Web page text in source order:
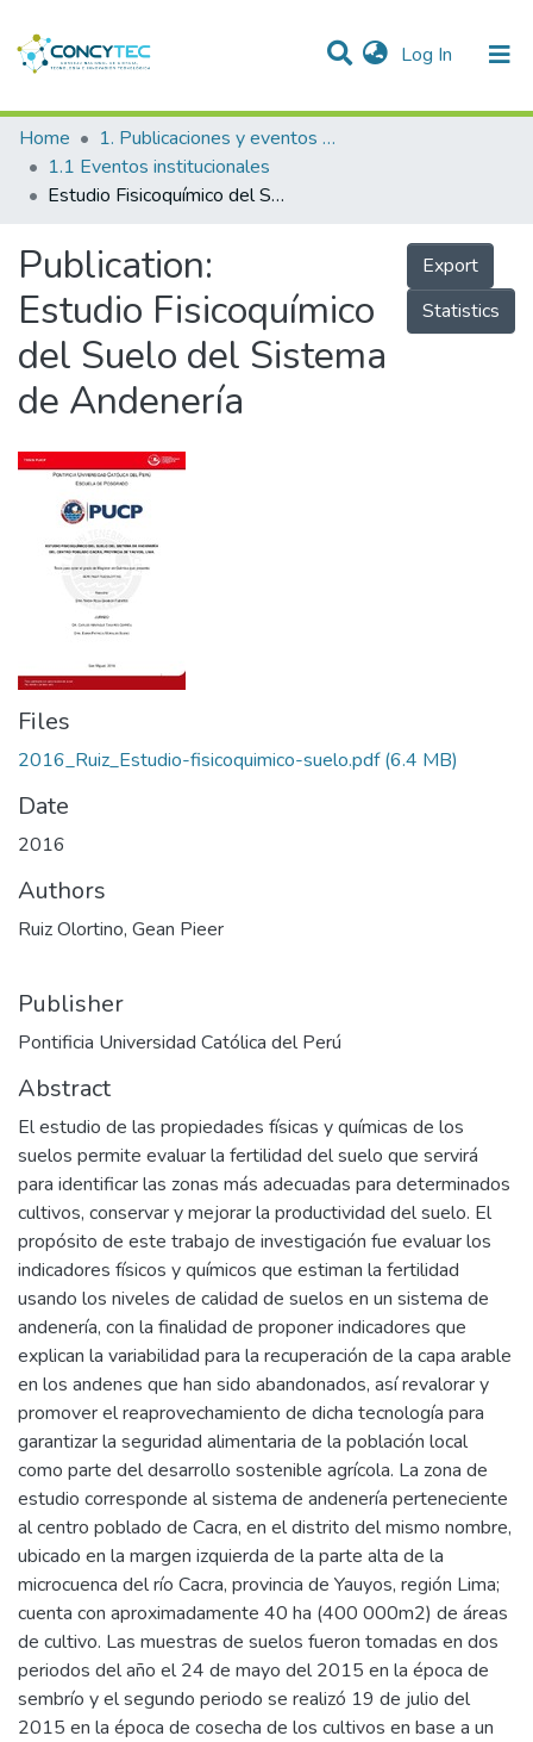
Log In (current)
Communities & Collections
Research Outputs
People
Statistics
Home
1. Publicaciones y eventos institucionales
1.1 Eventos institucionales
Estudio Fisicoquímico del Suelo del Sistema de Andenería
Publication:
Estudio Fisicoquímico
del Suelo del Sistema
de Andenería
Export
Statistics
Files
2016_Ruiz_Estudio-fisicoquimico-suelo.pdf (6.4 MB)
Date
2016
Authors
Ruiz Olortino, Gean Pieer
Publisher
Pontificia Universidad Católica del Perú
Abstract
El estudio de las propiedades físicas y químicas de los
suelos permite evaluar la fertilidad del suelo que servirá
para identificar las zonas más adecuadas para determinados
cultivos, conservar y mejorar la productividad del suelo. El
propósito de este trabajo de investigación fue evaluar los
indicadores físicos y químicos que estiman la fertilidad
usando los niveles de calidad de suelos en un sistema de
andenería, con la finalidad de proponer indicadores que
explican la variabilidad para la recuperación de la capa arable
en los andenes que han sido abandonados, así revalorar y
promover el reaprovechamiento de dicha tecnología para
garantizar la seguridad alimentaria de la población local
como parte del desarrollo sostenible agrícola. La zona de
estudio corresponde al sistema de andenería perteneciente
al centro poblado de Cacra, en el distrito del mismo nombre,
ubicado en la margen izquierda de la parte alta de la
microcuenca del río Cacra, provincia de Yauyos, región Lima;
cuenta con aproximadamente 40 ha (400 000m2) de áreas
de cultivo. Las muestras de suelos fueron tomadas en dos
periodos del año el 24 de mayo del 2015 en la época de
sembrío y el segundo periodo se realizó 19 de julio del
2015 en la época de cosecha de los cultivos en base a un